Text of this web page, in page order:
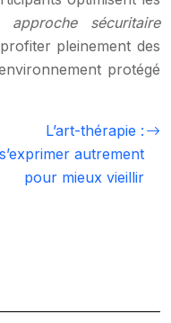
approche sécuritaire
pleinement des
protégé
L’art-thérapie :
s’exprimer autrement
pour mieux vieillir